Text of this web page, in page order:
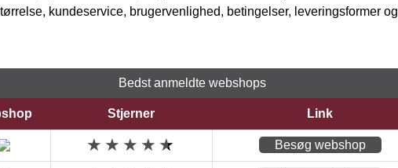
kundeservice, brugervenlighed, betingelser, leveringsformer og
Bedst anmeldte webshops
Stjerner Link
Besøg webshop